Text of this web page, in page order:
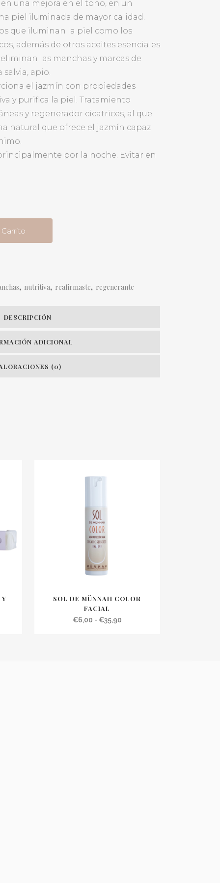
una mejora en el tono, en un
piel iluminada de mayor calidad.
que iluminan la piel como los
además de otros aceites esenciales
las manchas y marcas de
apio.
el jazmín con propiedades
y purifica la piel. Tratamiento
y regenerador cicatrices, al que
natural que ofrece el jazmín capaz
por la noche. Evitar en
, nutritiva, reafirmaste, regenerante
DESCRIPCIÓN
ADICIONAL
(0)
SOL DE MÜNNAH COLOR
FACIAL
€6,00 - €35,90Rango